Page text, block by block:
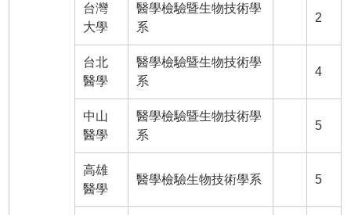
台灣
大學
醫學檢驗暨生物技術學
系
2
台北
醫學
醫學檢驗暨生物技術學
系
4
中山
醫學
醫學檢驗暨生物技術學
系
5
高雄
醫學
醫學檢驗生物技術學系 5